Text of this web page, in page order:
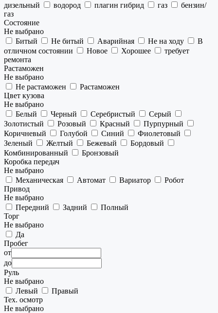
дизельный
водород плагин гибрид газ
бензин/
газ
Состояние
Не выбрано
Битый
Не битый Аварийная Не на ходу
В
отличном состоянии
Новое Хорошее
требует
ремонта
Растаможен
Не выбрано
Не растаможен
Растаможен
Цвет кузова
Не выбрано
Белый
Черный Серебристый
Серый
Золотистый
Розовый Красный
Пурпурный
Коричневый
Голубой Синий
Фиолетовый
Зеленый
Желтый Бежевый
Бордовый
Комбинированный
Бронзовый
Коробка передач
Не выбрано
Механическая
Автомат Вариатор
Робот
Привод
Не выбрано
Передний
Задний
Полный
Торг
Не выбрано
Да
Пробег
от
до
Руль
Не выбрано
Левый
Правый
Тех. осмотр
Не выбрано